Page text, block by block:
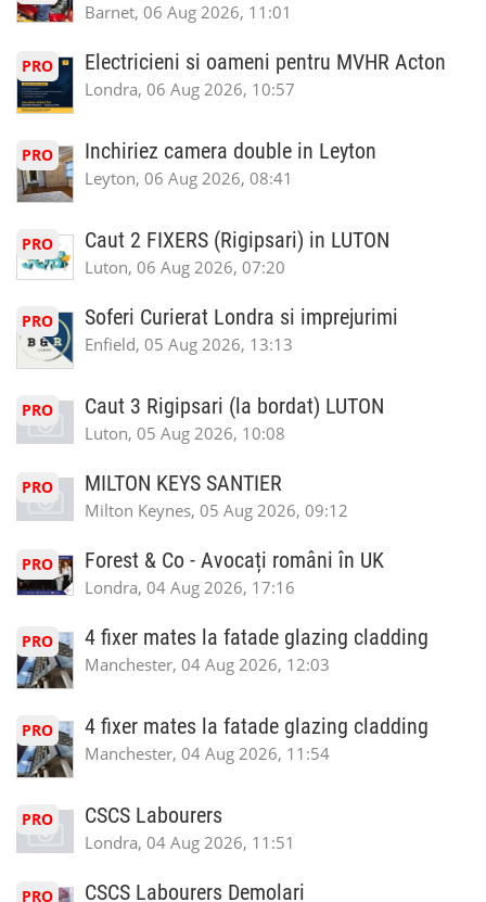
Barnet, 06 Aug 2026, 11:01
PRO Electricieni si oameni pentru MVHR Acton
Londra, 06 Aug 2026, 10:57
PRO Inchiriez camera double in Leyton
Leyton, 06 Aug 2026, 08:41
PRO Caut 2 FIXERS (Rigipsari) in LUTON
Luton, 06 Aug 2026, 07:20
PRO Soferi Curierat Londra si imprejurimi
Enfield, 05 Aug 2026, 13:13
PRO Caut 3 Rigipsari (la bordat) LUTON
Luton, 05 Aug 2026, 10:08
PRO MILTON KEYS SANTIER
Milton Keynes, 05 Aug 2026, 09:12
PRO Forest & Co - Avocați români în UK
Londra, 04 Aug 2026, 17:16
PRO 4 fixer mates la fatade glazing cladding
Manchester, 04 Aug 2026, 12:03
PRO 4 fixer mates la fatade glazing cladding
Manchester, 04 Aug 2026, 11:54
PRO CSCS Labourers
Londra, 04 Aug 2026, 11:51
PRO CSCS Labourers Demolari